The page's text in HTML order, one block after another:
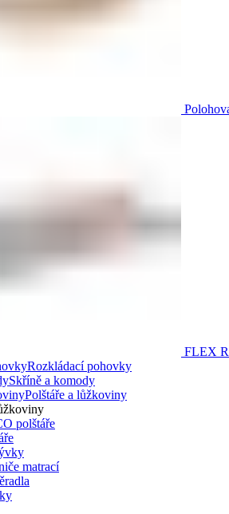
FLEX
Rozkládací pohovky
Skříně a komody
Polštáře a lůžkoviny
polštáře
matrací